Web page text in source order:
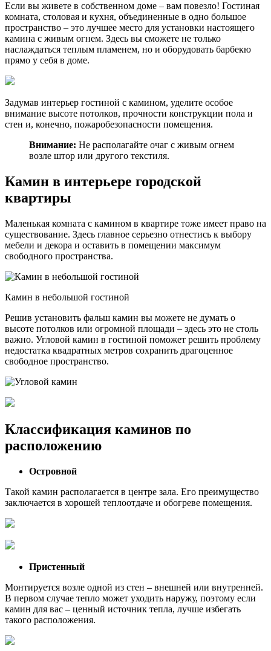
Если вы живете в собственном доме – вам повезло! Гостиная
комната, столовая и кухня, объединенные в одно большое
пространство – это лучшее место для установки настоящего
камина с живым огнем. Здесь вы сможете не только
наслаждаться теплым пламенем, но и оборудовать барбекю
прямо у себя в доме.
Задумав интерьер гостиной с камином, уделите особое
внимание высоте потолков, прочности конструкции пола и
стен и, конечно, пожаробезопасности помещения.
Внимание: Не располагайте очаг с живым огнем
возле штор или другого текстиля.
Камин в интерьере городской
квартиры
Маленькая комната с камином в квартире тоже имеет право на
существование. Здесь главное серьезно отнестись к выбору
мебели и декора и оставить в помещении максимум
свободного пространства.
Камин в небольшой гостиной
Решив установить фальш камин вы можете не думать о
высоте потолков или огромной площади – здесь это не столь
важно. Угловой камин в гостиной поможет решить проблему
недостатка квадратных метров сохранить драгоценное
свободное пространство.
Классификация каминов по
расположению
Островной
Такой камин располагается в центре зала. Его преимущество
заключается в хорошей теплоотдаче и обогреве помещения.
Пристенный
Монтируется возле одной из стен – внешней или внутренней.
В первом случае тепло может уходить наружу, поэтому если
камин для вас – ценный источник тепла, лучше избегать
такого расположения.